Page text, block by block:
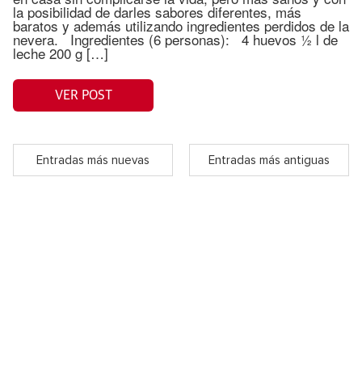
la posibilidad de darles sabores diferentes, más
baratos y además utilizando ingredientes perdidos de la
nevera. Ingredientes (6 personas): 4 huevos ½ l de
leche 200 g […]
VER POST
Entradas más nuevas Entradas más antiguas